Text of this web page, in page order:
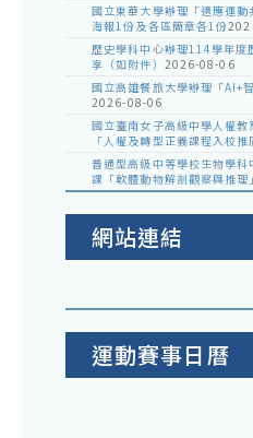
國立東華大學辦理「適應運
海報1份及各區簡章各1份
歷史學科中心辦理114學年度
享（如附件） 2026-08-06
國立高雄餐旅大學辦理「AI+
2026-08-06
國立臺南女子高級中學人權
「人權及轉型正義課程入校
普通型高級中等學校生物學
課「軟體動物解剖觀察與推
網站連結
運動賽事日曆